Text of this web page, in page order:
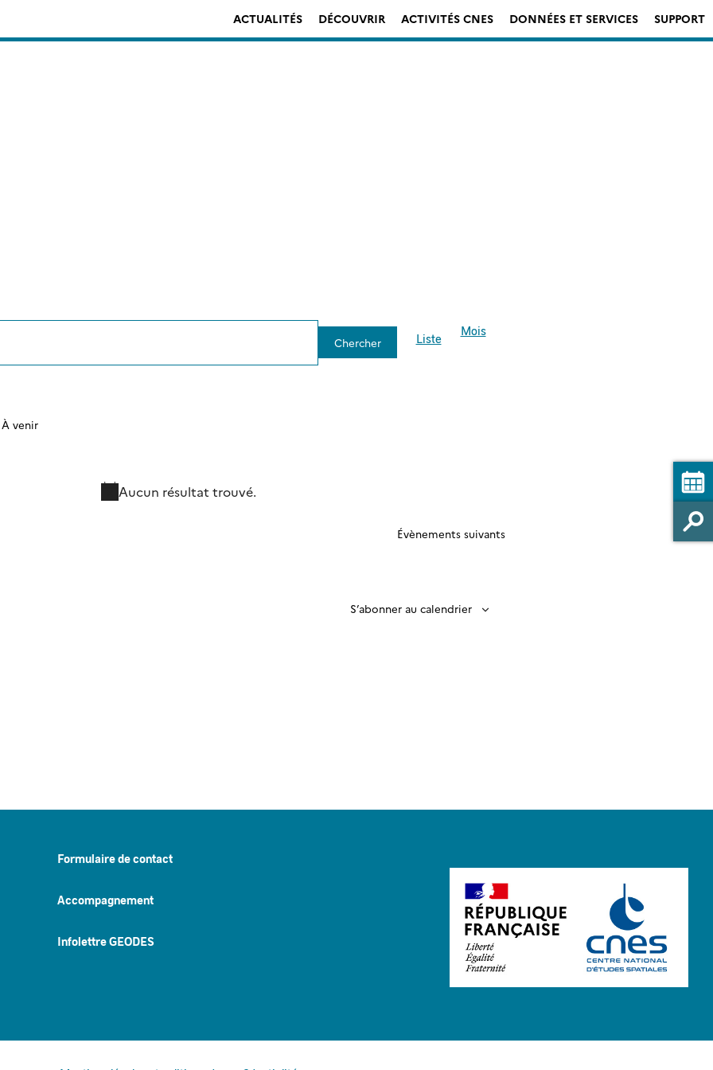
ACTUALITÉS DÉCOUVRIR ACTIVITÉS CNES DONNÉES ET SERVICES SUPPORT
Notice
Aucun résultat trouvé.
Chercher
de
Liste Mois
À venir
Évènementssuivants
S’abonner au calendrier
Formulaire de contact
Accompagnement
Infolettre GEODES